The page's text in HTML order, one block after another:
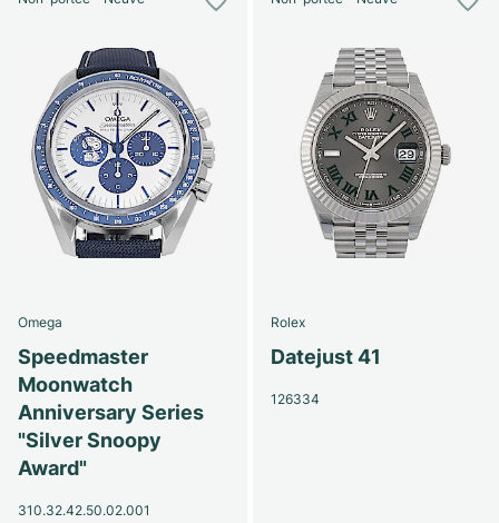
Omega
Speedmaster
Moonwatch
Anniversary Series
"Silver Snoopy
Award"
310.32.42.50.02.001
Rolex
Datejust 41
126334